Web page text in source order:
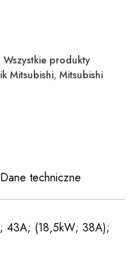
Wszystkie produkty
Mitsubishi, Mitsubishi
Dane techniczne
43A; (18,5kW; 38A);